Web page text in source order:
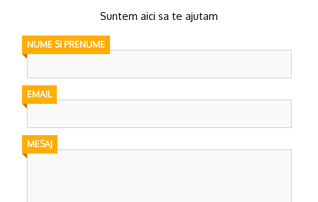
Suntem aici sa te ajutam
NUME SI PRENUME
EMAIL
MESAJ